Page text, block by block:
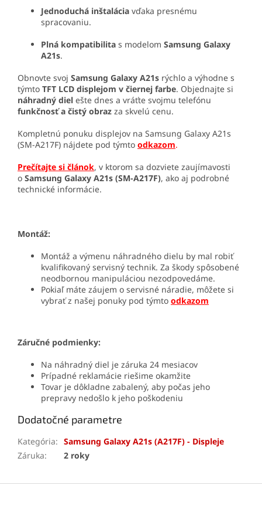
Jednoduchá inštalácia vďaka presnému
spracovaniu.
Plná kompatibilita s modelom Samsung Galaxy
A21s.
Obnovte svoj Samsung Galaxy A21s rýchlo a výhodne s
týmto TFT LCD displejom v čiernej farbe. Objednajte si
náhradný diel ešte dnes a vráťte svojmu telefónu
funkčnosť a čistý obraz za skvelú cenu.
Kompletnú ponuku displejov na Samsung Galaxy A21s
(SM-A217F) nájdete pod týmto odkazom.
Prečítajte si článok, v ktorom sa dozviete zaujímavosti
o Samsung Galaxy A21s (SM-A217F), ako aj podrobné
technické informácie.
Montáž:
Montáž a výmenu náhradného dielu by mal robiť
kvalifikovaný servisný technik. Za škody spôsobené
neodbornou manipuláciou nezodpovedáme.
Pokiaľ máte záujem o servisné náradie, môžete si
vybrať z našej ponuky pod týmto odkazom
Záručné podmienky:
Na náhradný diel je záruka 24 mesiacov
Prípadné reklamácie riešime okamžite
Tovar je dôkladne zabalený, aby počas jeho
prepravy nedošlo k jeho poškodeniu
Dodatočné parametre
Kategória: Samsung Galaxy A21s (A217F) - Displeje
Záruka: 2 roky